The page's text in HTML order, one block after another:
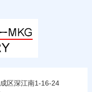
区深江南1-16-24